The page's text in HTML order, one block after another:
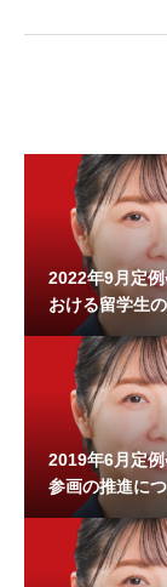
2022年9月定
おける留学生
2019年6月定
参画の推進に